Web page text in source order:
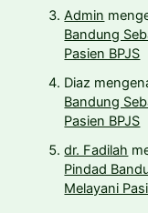
Admin
Bandung
Pasien BPJS
Diaz
Bandung
Pasien BPJS
dr. Fadilah
Pindad
Melayani